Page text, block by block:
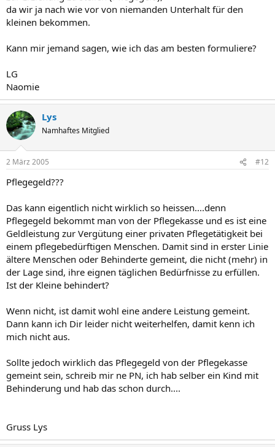
da wir ja nach wie vor von niemanden Unterhalt für den
kleinen bekommen.
Kann mir jemand sagen, wie ich das am besten formuliere?
LG
Naomie
Lys
Namhaftes Mitglied
2 März 2005 #12
Pflegegeld???
Das kann eigentlich nicht wirklich so heissen....denn
Pflegegeld bekommt man von der Pflegekasse und es ist eine
Geldleistung zur Vergütung einer privaten Pflegetätigkeit bei
einem pflegebedürftigen Menschen. Damit sind in erster Linie
ältere Menschen oder Behinderte gemeint, die nicht (mehr) in
der Lage sind, ihre eignen täglichen Bedürfnisse zu erfüllen.
Ist der Kleine behindert?
Wenn nicht, ist damit wohl eine andere Leistung gemeint.
Dann kann ich Dir leider nicht weiterhelfen, damit kenn ich
mich nicht aus.
Sollte jedoch wirklich das Pflegegeld von der Pflegekasse
gemeint sein, schreib mir ne PN, ich hab selber ein Kind mit
Behinderung und hab das schon durch....
Gruss Lys